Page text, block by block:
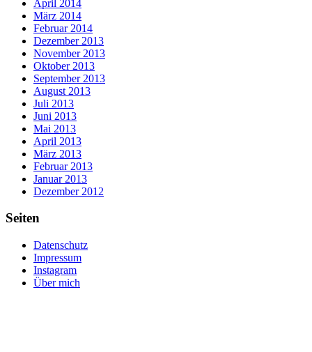
April 2014
März 2014
Februar 2014
Dezember 2013
November 2013
Oktober 2013
September 2013
August 2013
Juli 2013
Juni 2013
Mai 2013
April 2013
März 2013
Februar 2013
Januar 2013
Dezember 2012
Seiten
Datenschutz
Impressum
Instagram
Über mich